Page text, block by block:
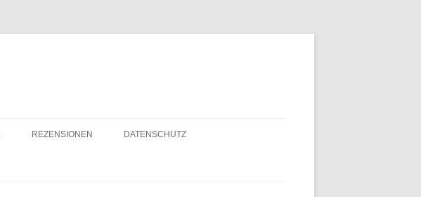
REZENSIONEN DATENSCHUTZ